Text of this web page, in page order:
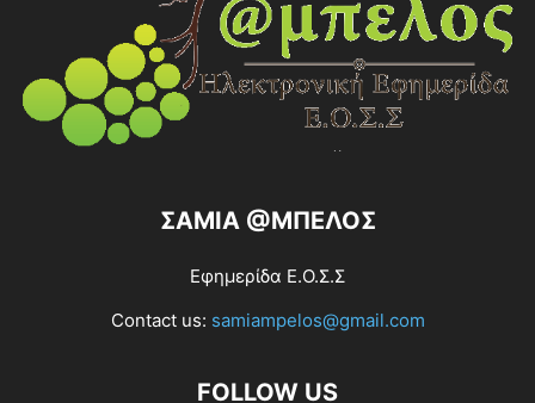
ΣΑΜΙΑ @ΜΠΕΛΟΣ
Εφημερίδα Ε.Ο.Σ.Σ
Contact us: samiampelos@gmail.com
FOLLOW US